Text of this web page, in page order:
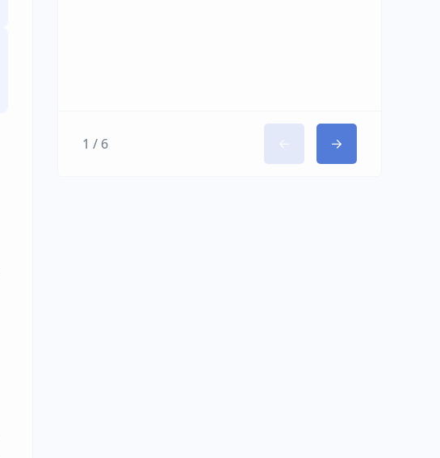
1 / 6